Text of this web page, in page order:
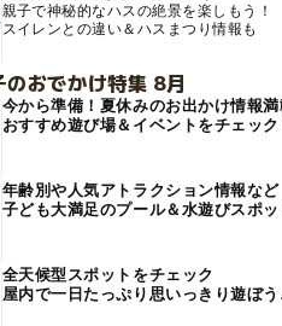
親子で神秘的なハスの絶景を楽しもう！
スイレンとの違い＆ハスまつり情報も
のおでかけ特集 8月
今から準備！夏休みのお出かけ情報満
おすすめ遊び場＆イベントをチェック
年齢別や人気アトラクション情報など
子ども大満足のプール＆水遊びスポッ
全天候型スポットをチェック
屋内で一日たっぷり思いっきり遊ぼう